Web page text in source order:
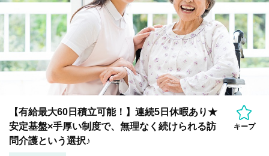
【有給最大60日積立可能！】連続5日休暇あり★
安定基盤×手厚い制度で、無理なく続けられる訪
問介護という選択♪
キープ